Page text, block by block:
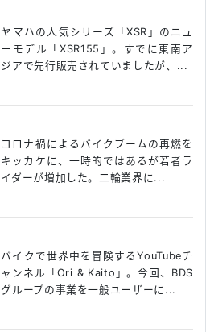
ヤマハの人気シリーズ「XSR」のニュ
ーモデル「XSR155」。すでに東南ア
ジアで先行販売されていましたが、...
コロナ禍によるバイクブームの再燃を
キッカケに、一時的ではあるが若者ラ
イダーが増加した。二輪業界に...
バイクで世界中を冒険するYouTubeチ
ャンネル「Ori & Kaito」。今回、BDS
グループの事業を一般ユーザーに...